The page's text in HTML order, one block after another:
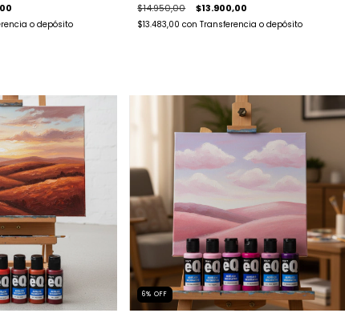
o depósito
$14.950,00 $13.900,00
$13.483,00con Transferencia o depósito
6%OFF